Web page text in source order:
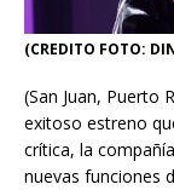
(CREDITO FOTO:
(San Juan, Puerto
exitoso estreno
crítica, la
nuevas funciones